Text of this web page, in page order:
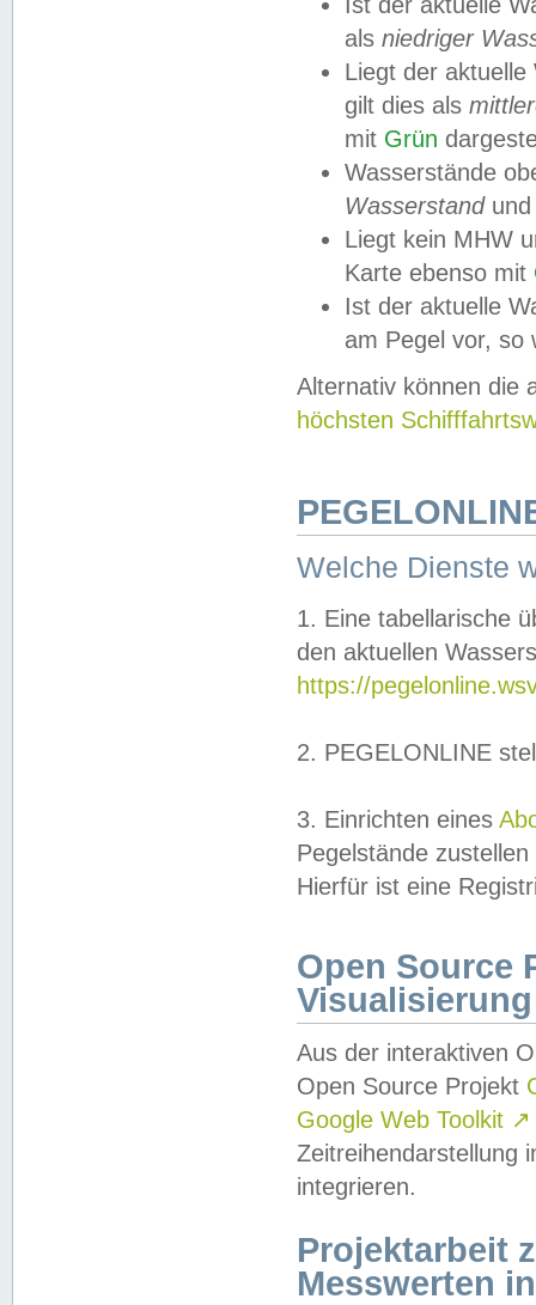
als niedriger
Liegt der
gilt dies als
mit Grün
Wasserstände
Wasserstandund
Liegt kein MHW
Karte ebenso mit
Ist der aktuelle
am Pegel vor,
Alternativ können die
höchsten
Welche Dienste
1. Eine tabellarische
den aktuellen
https://
2. PEGELONLINE
3. Einrichten eines
Pegelstände
Hierfür ist eine
Open Source
Visualisierung
Aus der interaktiven
Open Source Projekt
Google Web Toolkit ↗
Zeitreihendarstellung
integrieren.
Projektarbeit
Messwerten